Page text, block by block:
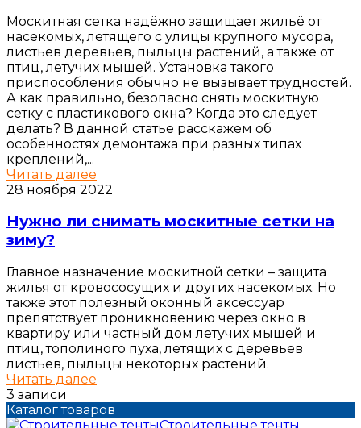
Москитная сетка надёжно защищает жильё от
насекомых, летящего с улицы крупного мусора,
листьев деревьев, пыльцы растений, а также от
птиц, летучих мышей. Установка такого
приспособления обычно не вызывает трудностей.
А как правильно, безопасно снять москитную
сетку с пластикового окна? Когда это следует
делать? В данной статье расскажем об
особенностях демонтажа при разных типах
креплений,...
Читать далее
28 ноября 2022
Нужно ли снимать москитные сетки на
зиму?
Главное назначение москитной сетки – защита
жилья от кровососущих и других насекомых. Но
также этот полезный оконный аксессуар
препятствует проникновению через окно в
квартиру или частный дом летучих мышей и
птиц, тополиного пуха, летящих с деревьев
листьев, пыльцы некоторых растений.
Читать далее
3 записи
Каталог товаров